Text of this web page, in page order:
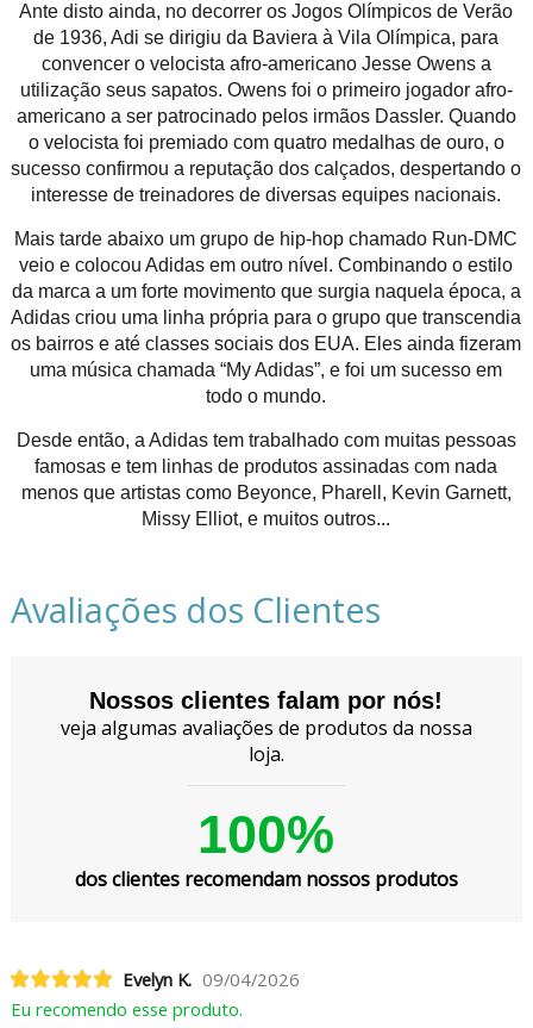
Ante disto ainda, no decorrer os Jogos Olímpicos de Verão
de 1936, Adi se dirigiu da Baviera à Vila Olímpica, para
convencer o velocista afro-americano Jesse Owens a
utilização seus sapatos. Owens foi o primeiro jogador afro-
americano a ser patrocinado pelos irmãos Dassler. Quando
o velocista foi premiado com quatro medalhas de ouro, o
sucesso confirmou a reputação dos calçados, despertando o
interesse de treinadores de diversas equipes nacionais.
Mais tarde abaixo um grupo de hip-hop chamado Run-DMC
veio e colocou Adidas em outro nível. Combinando o estilo
da marca a um forte movimento que surgia naquela época, a
Adidas criou uma linha própria para o grupo que transcendia
os bairros e até classes sociais dos EUA. Eles ainda fizeram
uma música chamada “My Adidas”, e foi um sucesso em
todo o mundo.
Desde então, a Adidas tem trabalhado com muitas pessoas
famosas e tem linhas de produtos assinadas com nada
menos que artistas como Beyonce, Pharell, Kevin Garnett,
Missy Elliot, e muitos outros...
Avaliações dos Clientes
Nossos clientes falam por nós!
veja algumas avaliações de produtos da nossa
loja.
100%
dos clientes recomendam nossos produtos
Evelyn K. 09/04/2026
Eu recomendo esse produto.